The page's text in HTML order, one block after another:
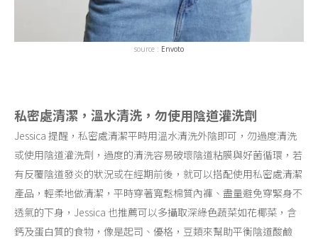
source : Envoto
私密處清潔，溫水清洗，勿使用陰道灌洗劑
Jessica 提醒，私密處清潔平時用溫水清洗外陰即可，勿過度清洗
或使用陰道灌洗劑，過度的清洗容易破壞陰道粘膜與好菌循環，若
有反覆陰道發炎的狀況或在經期前後，就可以搭配使用私密處清潔
產品，輕柔地做清潔，平時穿著寬鬆棉質內褲、盡量避免穿緊身不
透氣的下身，Jessica 也推薦可以多攝取深綠色蔬菜如花椰菜，含
鈣及蛋白質的食物，像是起司、優格，豆類來幫助平衡陰道酸鹼